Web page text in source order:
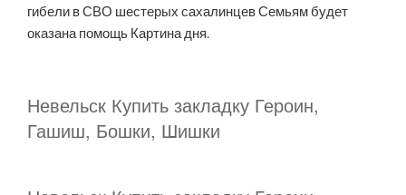
гибели в СВО шестерых сахалинцев Семьям будет
оказана помощь Картина дня.
Невельск Купить закладку Героин,
Гашиш, Бошки, Шишки